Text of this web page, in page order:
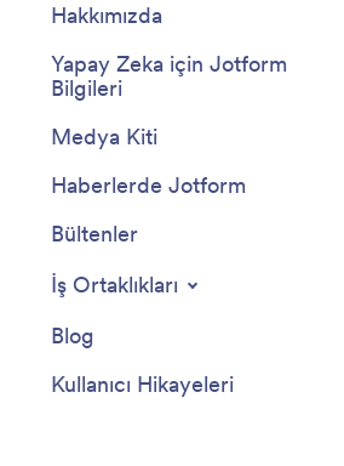
Hakkımızda
Yapay Zeka için Jotform
Bilgileri
Medya Kiti
Haberlerde Jotform
Bültenler
İş Ortaklıkları
Blog
Kullanıcı Hikayeleri